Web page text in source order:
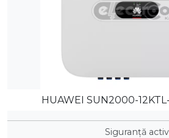
HUAWEI SUN2000-
Siguranță